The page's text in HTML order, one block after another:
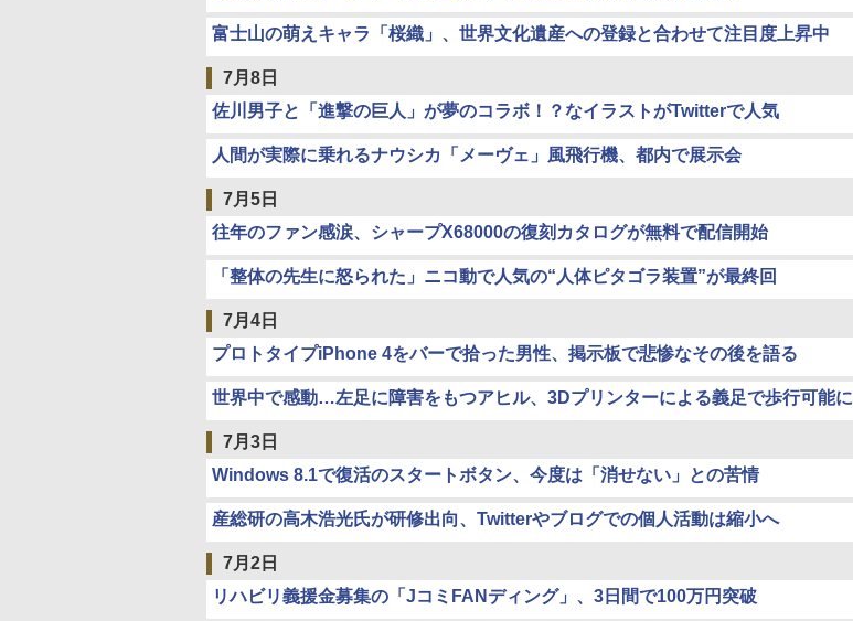
富士山の萌えキャラ「桜織」、世界文化遺産への登録と合わせて注目度上昇中
7月8日
佐川男子と「進撃の巨人」が夢のコラボ！？なイラストがTwitterで人気
人間が実際に乗れるナウシカ「メーヴェ」風飛行機、都内で展示会
7月5日
往年のファン感涙、シャープX68000の復刻カタログが無料で配信開始
「整体の先生に怒られた」ニコ動で人気の“人体ピタゴラ装置”が最終回
7月4日
プロトタイプiPhone 4をバーで拾った男性、掲示板で悲惨なその後を語る
世界中で感動…左足に障害をもつアヒル、3Dプリンターによる義足で歩行可能に
7月3日
Windows 8.1で復活のスタートボタン、今度は「消せない」との苦情
産総研の高木浩光氏が研修出向、Twitterやブログでの個人活動は縮小へ
7月2日
リハビリ義援金募集の「JコミFANディング」、3日間で100万円突破